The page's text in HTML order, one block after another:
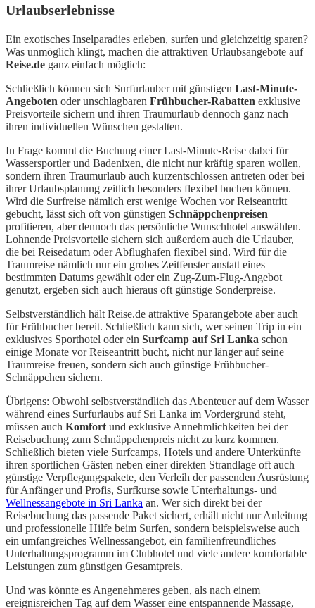
Urlaubserlebnisse
Ein exotisches Inselparadies erleben, surfen und gleichzeitig sparen?
Was unmöglich klingt, machen die attraktiven Urlaubsangebote auf
Reise.de ganz einfach möglich:
Schließlich können sich Surfurlauber mit günstigen Last-Minute-
Angeboten oder unschlagbaren Frühbucher-Rabatten exklusive
Preisvorteile sichern und ihren Traumurlaub dennoch ganz nach
ihren individuellen Wünschen gestalten.
In Frage kommt die Buchung einer Last-Minute-Reise dabei für
Wassersportler und Badenixen, die nicht nur kräftig sparen wollen,
sondern ihren Traumurlaub auch kurzentschlossen antreten oder bei
ihrer Urlaubsplanung zeitlich besonders flexibel buchen können.
Wird die Surfreise nämlich erst wenige Wochen vor Reiseantritt
gebucht, lässt sich oft von günstigen Schnäppchenpreisen
profitieren, aber dennoch das persönliche Wunschhotel auswählen.
Lohnende Preisvorteile sichern sich außerdem auch die Urlauber,
die bei Reisedatum oder Abflughafen flexibel sind. Wird für die
Traumreise nämlich nur ein grobes Zeitfenster anstatt eines
bestimmten Datums gewählt oder ein Zug-Zum-Flug-Angebot
genutzt, ergeben sich auch hieraus oft günstige Sonderpreise.
Selbstverständlich hält Reise.de attraktive Sparangebote aber auch
für Frühbucher bereit. Schließlich kann sich, wer seinen Trip in ein
exklusives Sporthotel oder ein Surfcamp auf Sri Lanka schon
einige Monate vor Reiseantritt bucht, nicht nur länger auf seine
Traumreise freuen, sondern sich auch günstige Frühbucher-
Schnäppchen sichern.
Übrigens: Obwohl selbstverständlich das Abenteuer auf dem Wasser
während eines Surfurlaubs auf Sri Lanka im Vordergrund steht,
müssen auch Komfort und exklusive Annehmlichkeiten bei der
Reisebuchung zum Schnäppchenpreis nicht zu kurz kommen.
Schließlich bieten viele Surfcamps, Hotels und andere Unterkünfte
ihren sportlichen Gästen neben einer direkten Strandlage oft auch
günstige Verpflegungspakete, den Verleih der passenden Ausrüstung
für Anfänger und Profis, Surfkurse sowie Unterhaltungs- und
Wellnessangebote in Sri Lanka an. Wer sich direkt bei der
Reisebuchung das passende Paket sichert, erhält nicht nur Anleitung
und professionelle Hilfe beim Surfen, sondern beispielsweise auch
ein umfangreiches Wellnessangebot, ein familienfreundliches
Unterhaltungsprogramm im Clubhotel und viele andere komfortable
Leistungen zum günstigen Gesamtpreis.
Und was könnte es Angenehmeres geben, als nach einem
ereignisreichen Tag auf dem Wasser eine entspannende Massage,